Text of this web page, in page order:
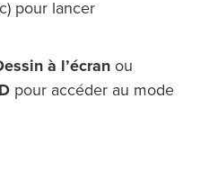
pour lancer
à l’écran ou
pour accéder au mode